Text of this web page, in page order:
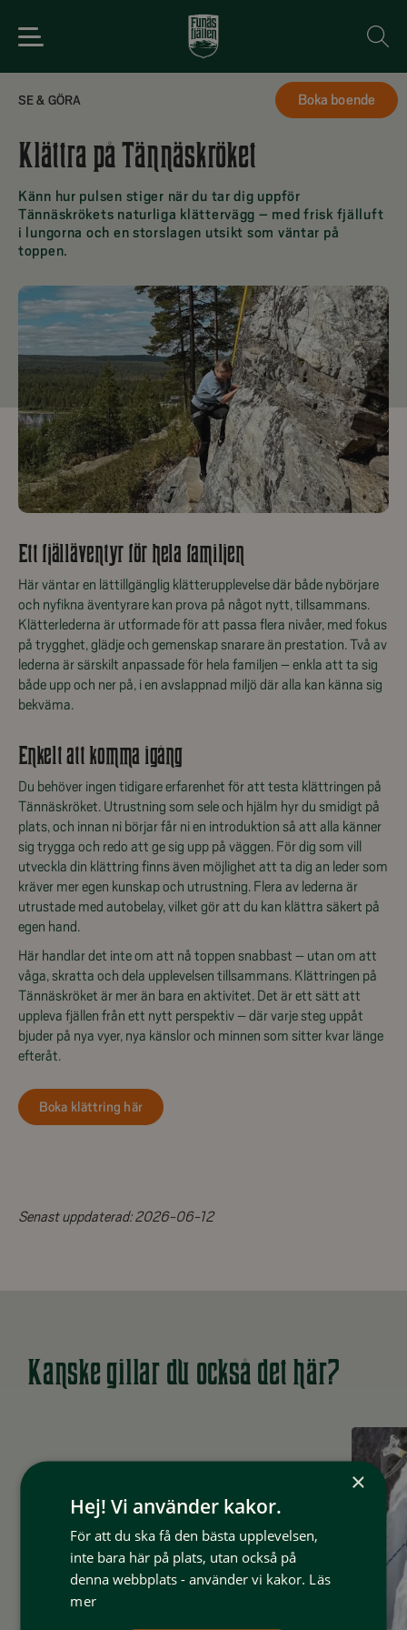
Boka boende
SE & GÖRA Spara
Klättra på Tännäskröket
Känn hur pulsen stiger när du tar dig uppför
Tännäskrökets naturliga klättervägg – med frisk fjälluft
i lungorna och en storslagen utsikt som väntar på
toppen.
Ett fjälläventyr för hela familjen
Här väntar en lättillgänglig klätterupplevelse där både nybörjare
och nyfikna äventyrare kan prova på något nytt, tillsammans.
Klätterlederna är utformade för att passa flera nivåer, med fokus
på trygghet, glädje och gemenskap snarare än prestation. Två av
lederna är särskilt anpassade för hela familjen – enkla att ta sig
både upp och ner på, i en avslappnad miljö där alla kan känna sig
bekväma.
Enkelt att komma igång
Du behöver ingen tidigare erfarenhet för att testa klättringen på
Tännäskröket. Utrustning som sele och hjälm hyr du smidigt på
plats, och innan ni börjar får ni en introduktion så att alla känner
sig trygga och redo att ge sig upp på väggen. För dig som vill
utveckla din klättring finns även möjlighet att ta dig an leder som
kräver mer egen kunskap och utrustning. Flera av lederna är
utrustade med autobelay, vilket gör att du kan klättra säkert på
egen hand.
Här handlar det inte om att nå toppen snabbast – utan om att
våga, skratta och dela upplevelsen tillsammans. Klättringen på
Tännäskröket är mer än bara en aktivitet. Det är ett sätt att
uppleva fjällen från ett nytt perspektiv – där varje steg uppåt
bjuder på nya vyer, nya känslor och minnen som sitter kvar länge
efteråt.
Boka klättring här
Senast uppdaterad:2026-06-12
Kanske gillar du också det här?
×
Hej! Vi använder kakor.
För att du ska få den bästa upplevelsen,
inte bara här på plats, utan också på
denna webbplats - använder vi kakor. Läs
mer